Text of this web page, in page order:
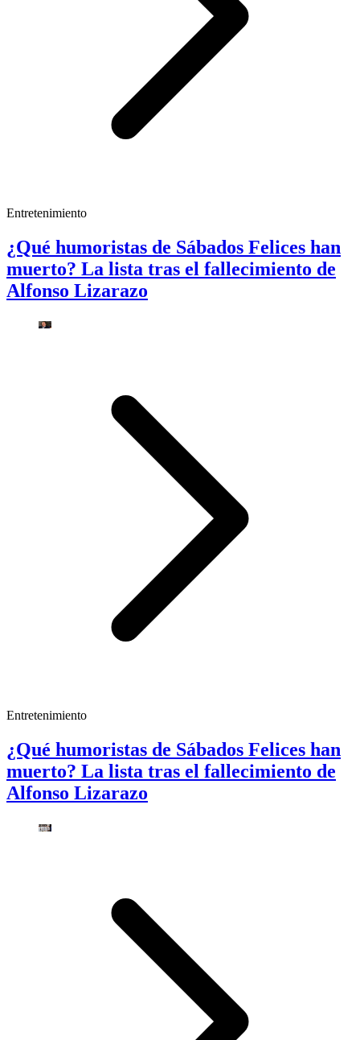
Entretenimiento
¿Qué humoristas de Sábados Felices han
muerto? La lista tras el fallecimiento de
Alfonso Lizarazo
Entretenimiento
¿Qué humoristas de Sábados Felices han
muerto? La lista tras el fallecimiento de
Alfonso Lizarazo